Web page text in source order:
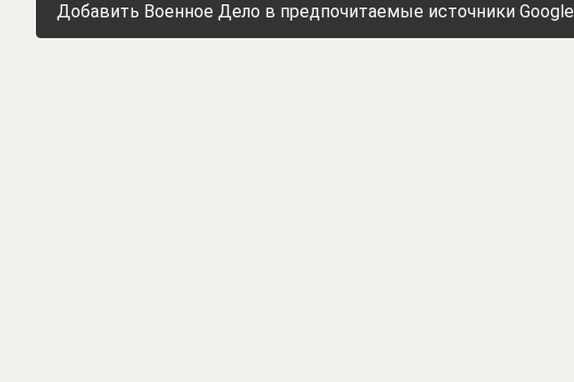
Добавить Военное Дело в предпочитаемые источники Google